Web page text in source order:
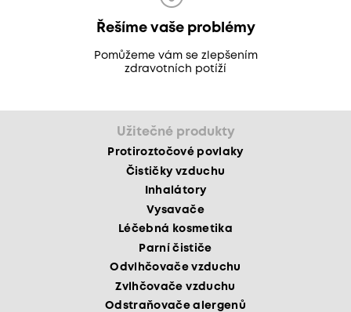
Řešíme vaše problémy
Pomůžeme vám se zlepšením
zdravotních potíží
Užitečné produkty
Protiroztočové povlaky
Čističky vzduchu
Inhalátory
Vysavače
Léčebná kosmetika
Parní čističe
Odvlhčovače vzduchu
Zvlhčovače vzduchu
Odstraňovače alergenů